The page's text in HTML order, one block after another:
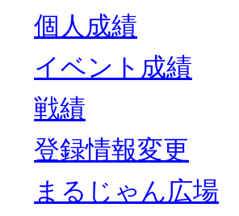
個人成績
イベント成績
戦績
登録情報変更
まるじゃん広場